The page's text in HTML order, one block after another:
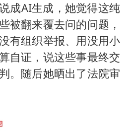
成AI生成，她觉得这纯
被翻来覆去问的问题，
有组织举报、用没用小
自证，说这些事最终交
。随后她晒出了法院审